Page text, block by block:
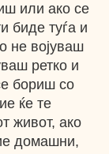
или ако се
биде туѓа и
не војуваш
ретко и
бориш со
ќе те
живот, ако
домашни,